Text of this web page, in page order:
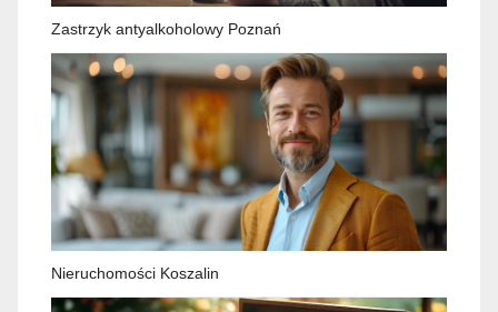
Zastrzyk antyalkoholowy Poznań
Nieruchomości Koszalin